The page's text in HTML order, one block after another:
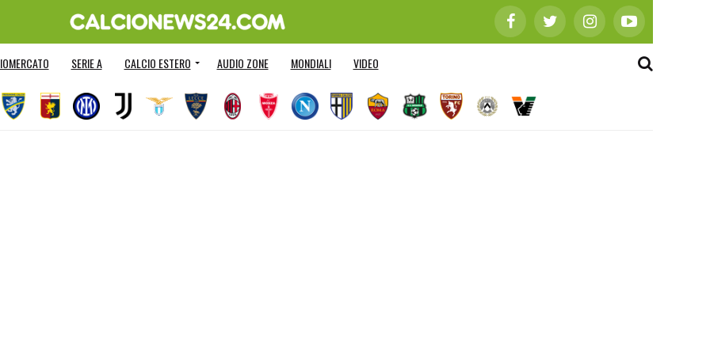
SERIE A CALCIO ESTERO AUDIO ZONE MONDIALI VIDEO